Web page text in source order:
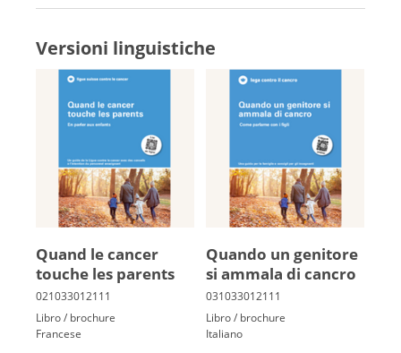
Versioni linguistiche
Quand le can­cer
touche les pa­rents
Libro / brochure
Francese
Quando un genitore
si ammala di cancro
Libro / brochure
Italiano